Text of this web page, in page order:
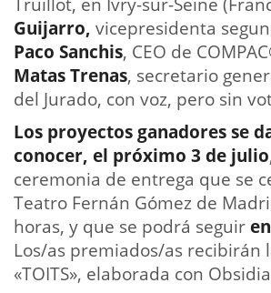
Guijarro, vicepresidenta
Paco Sanchis, CEO de
Matas Trenas, secretario
del Jurado, con voz, pero sin
Los proyectos ganadores se
conocer, el próximo 3 de julio
ceremonia de entrega que se
Teatro Fernán Gómez de
horas, y que se podrá seguiren
Los/as premiados/as recibirán
«TOITS», elaborada con